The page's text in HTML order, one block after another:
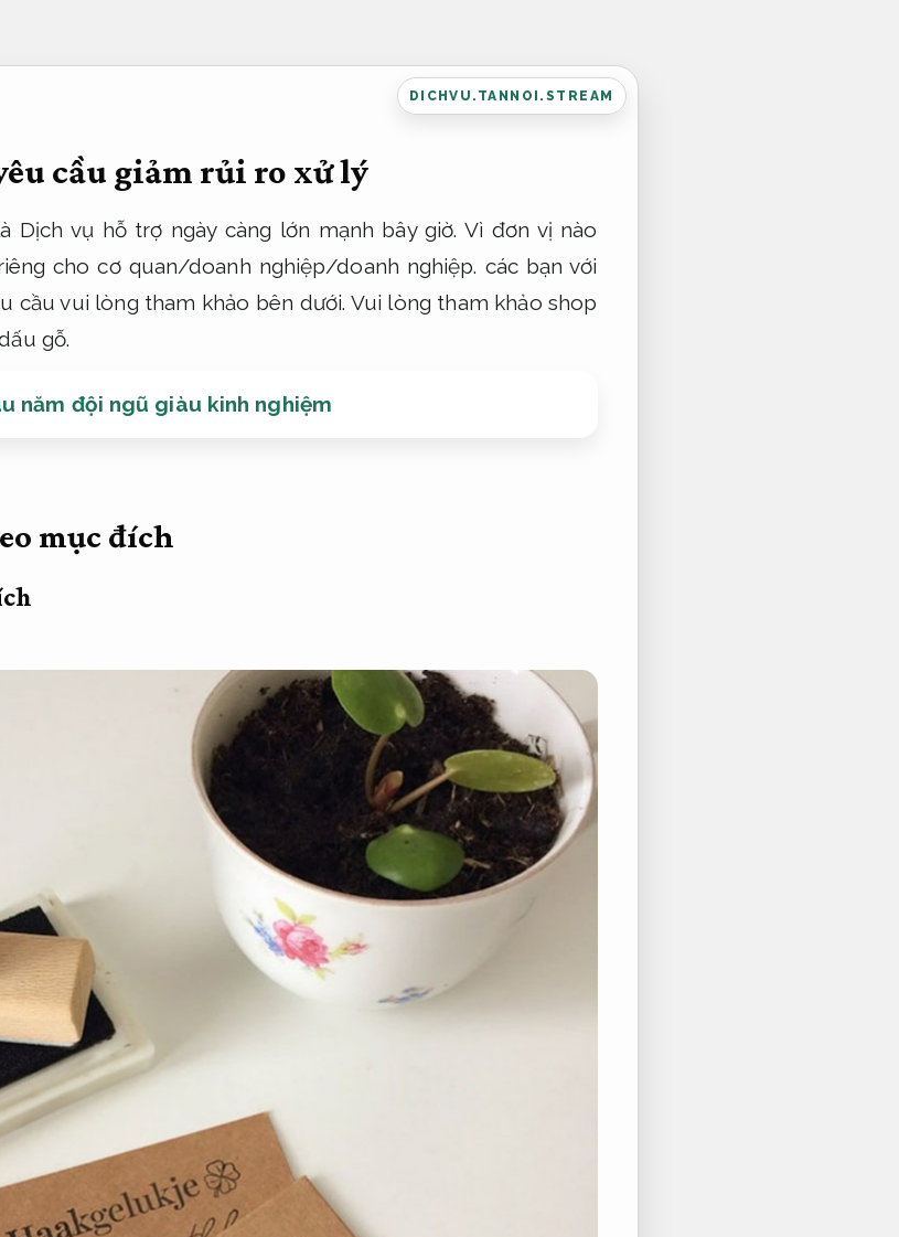
DICHVU.TANNOI.STREAM
cầu giảm rủi ro xử lý
Dịch vụ hỗ trợ ngày càng lớn mạnh bây giờ. Vì đơn vị nào
cho cơ quan/doanh nghiệp/doanh nghiệp. các bạn với
cầu vui lòng tham khảo bên dưới. Vui lòng tham khảo shop
gỗ.
năm đội ngũ giàu kinh nghiệm
mục đích